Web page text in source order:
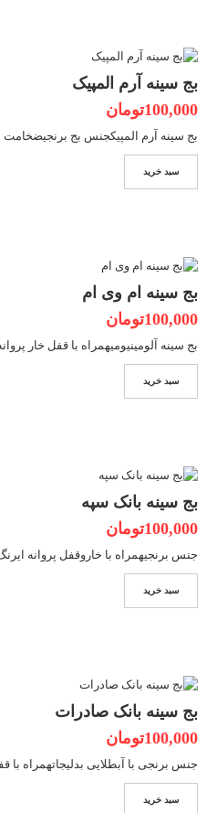
بج سینه آرم المپیک
100,000تومان
بج سینه آرم المپیکجنس بج برنجیضخامت 0.8میلیمتربا خارو قفل پروانه ای..
سبد خرید
بج سینه ام وی ام
100,000تومان
بج سینه آلومینیومیهمراه با قفل خار
سبد خرید
بج سینه بانک سپه
100,000تومان
جنس برنجیهمراه با خاروقفل پروانه
سبد خرید
بج سینه بانک صادرات
100,000تومان
جنس برنجی با آبطلایی بدلیجاتهمراه با
سبد خرید